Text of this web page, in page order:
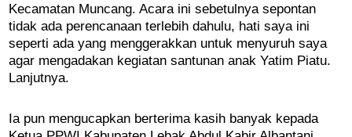
Kecamatan Muncang. Acara ini sebetulnya sepontan
tidak ada perencanaan terlebih dahulu, hati saya ini
seperti ada yang menggerakkan untuk menyuruh saya
agar mengadakan kegiatan santunan anak Yatim Piatu.
Lanjutnya.
Ia pun mengucapkan berterima kasih banyak kepada